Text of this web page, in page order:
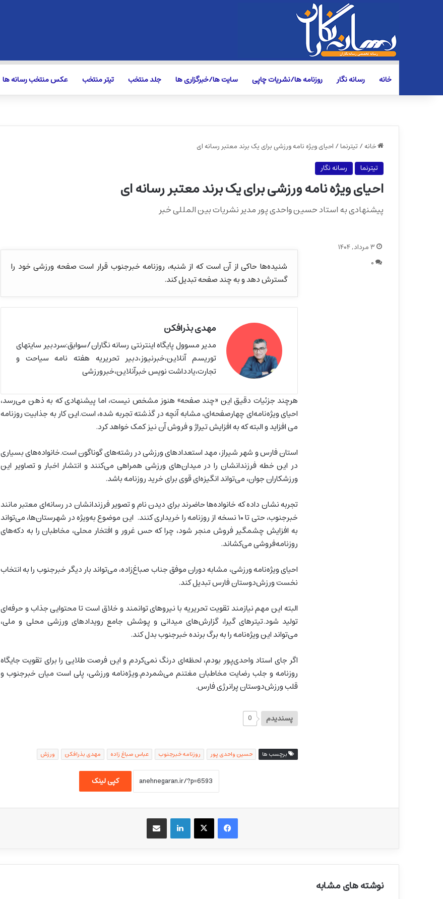
خانه رسانه نگار روزنامه ها/نشریات چاپی سایت ها/خبرگزاری ها جلد منتخب تیتر منتخب عکس منتخب رسانه ها
خانه/تیترنما/ احیای ویژه نامه ورزشی برای یک برند معتبر رسانه ای
تیترنما
رسانه نگار
احیای ویژه نامه ورزشی برای یک برند معتبر رسانه ای
پیشنهادی به استاد حسین واحدی پور مدیر نشریات بین المللی خبر
شنیده‌ها حاکی از آن است که از شنبه، روزنامه خبرجنوب قرار است صفحه ورزشی خود را
گسترش دهد و به چند صفحه تبدیل کند.
مهدی بذرافکن
مدیر مسوول پایگاه اینترنتی رسانه نگاران/سوابق:سردبیر سایتهای
توریسم آنلاین،خبرنیوز،دبیر تحریریه هفته نامه سیاحت و
تجارت،یادداشت نویس خبرآنلاین،خبرورزشی
هرچند جزئیات دقیق این «چند صفحه» هنوز مشخص نیست، اما پیشنهادی که به ذهن می‌رسد،
احیای ویژه‌نامه‌ای چهارصفحه‌ای، مشابه آنچه در گذشته تجربه شده، است.این کار به جذابیت روزنامه
می افزاید و البته که به افزایش تیراژ و فروش آن نیز کمک خواهد کرد.
استان فارس و شهر شیراز، مهد استعدادهای ورزشی در رشته‌های گوناگون است.خانواده‌های بسیاری
در این خطه فرزندانشان را در میدان‌های ورزشی همراهی می‌کنند و انتشار اخبار و تصاویر این
ورزشکاران جوان، می‌تواند انگیزه‌ای قوی برای خرید روزنامه باشد.
تجربه نشان داده که خانواده‌ها حاضرند برای دیدن نام و تصویر فرزندانشان در رسانه‌ای معتبر مانند
خبرجنوب، حتی تا ۱۰ نسخه از روزنامه را خریداری کنند. این موضوع به‌ویژه در شهرستان‌ها، می‌تواند
به افزایش چشمگیر فروش منجر شود، چرا که حس غرور و افتخار محلی، مخاطبان را به دکه‌های
روزنامه‌فروشی می‌کشاند.
احیای ویژه‌نامه ورزشی، مشابه دوران موفق جناب صباغ‌زاده، می‌تواند بار دیگر خبرجنوب را به انتخاب
نخست ورزش‌دوستان‌ فارس تبدیل کند.
البته این مهم نیازمند تقویت تحریریه با نیروهای توانمند و خلاق است تا محتوایی جذاب و حرفه‌ای
تولید شود.تیترهای گیرا، گزارش‌های میدانی و پوشش جامع رویدادهای ورزشی محلی و ملی،
می‌تواند این ویژه‌نامه را به برگ برنده خبرجنوب بدل کند.
اگر جای استاد واحدی‌پور بودم، لحظه‌ای درنگ نمی‌کردم و این فرصت طلایی را برای تقویت جایگاه
روزنامه و جلب رضایت مخاطبان مغتنم می‌شمردم.ویژه‌نامه ورزشی، پلی است میان خبرجنوب و
قلب ورزش‌دوستان پرانرژی فارس.
پسندیدم 0
برچسب ها حسین واحدی پور روزنامه خبرجنوب عباس صباغ زاده مهدی بذرافکن ورزش
کپی لینک
۳ مرداد, ۱۴۰۴
۰
فیسبوک X لینکداین
نوشته های مشابه